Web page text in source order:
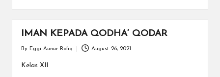
GIMAN KEPADA QODHA’ QODAR
Posted
by
By Eggi Aunur Rofiq August 26, 2021
Kelas XII